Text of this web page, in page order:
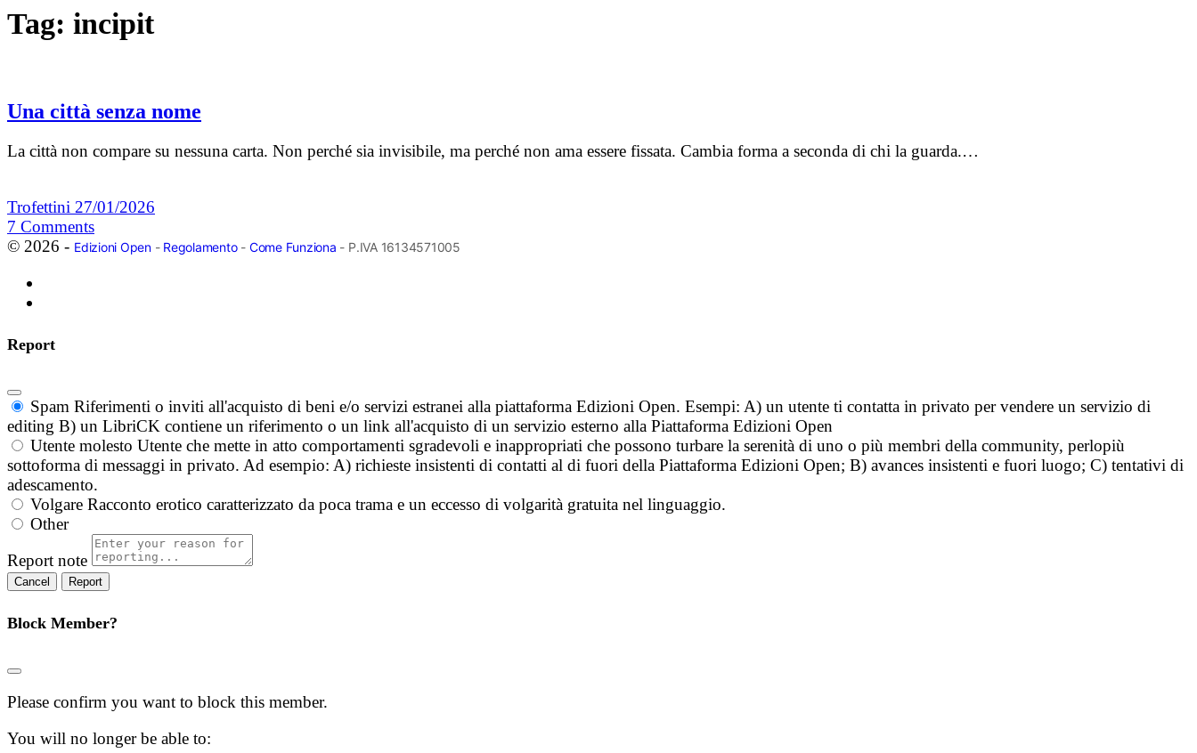
Tag: incipit
Una città senza nome
La città non compare su nessuna carta. Non perché sia invisibile, ma perché non ama essere fissata. Cambia forma a seconda di chi la guarda.…
Trofettini 27/01/2026
7 Comments
© 2026 - Edizioni Open- Regolamento- Come Funziona - P.IVA 16134571005
Report
Spam Riferimenti o inviti all'acquisto di beni e/o servizi estranei alla piattaforma Edizioni Open. Esempi: A) un utente ti contatta in privato per vendere un servizio di
editing B) un LibriCK contiene un riferimento o un link all'acquisto di un servizio esterno alla Piattaforma Edizioni Open
Utente molesto Utente che mette in atto comportamenti sgradevoli e inappropriati che possono turbare la serenità di uno o più membri della community, perlopiù
sottoforma di messaggi in privato. Ad esempio: A) richieste insistenti di contatti al di fuori della Piattaforma Edizioni Open; B) avances insistenti e fuori luogo; C) tentativi di
adescamento.
Volgare Racconto erotico caratterizzato da poca trama e un eccesso di volgarità gratuita nel linguaggio.
Other
Report note
Report
Block Member?
Please confirm you want to block this member.
You will no longer be able to: